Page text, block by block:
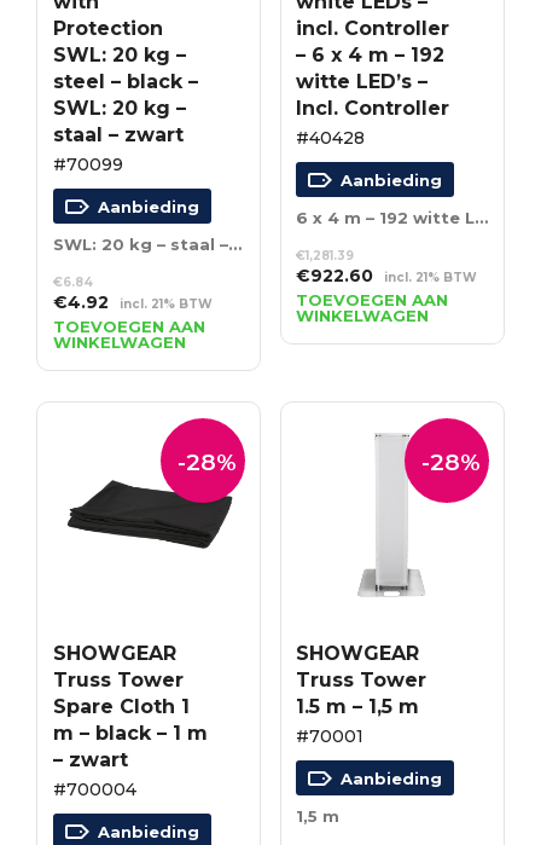
Protection
SWL: 20 kg –
steel – black –
SWL: 20 kg –
staal – zwart
#70099
Aanbieding
SWL: 20 kg – staal – zwart
€6.84
Oorspronkelijke
prijs
was:
€6.84.
€4.92Huidige
prijs
is:
€4.92.
incl. 21% BTW
TOEVOEGEN AAN
WINKELWAGEN
incl. Controller
– 6 x 4 m – 192
witte LED’s –
Incl. Controller
#40428
Aanbieding
6 x 4 m – 192 witte LED’s – Incl. Controller
€1,281.39
Oorspronkelijke
prijs
was:
€1,281.39.
€922.60Huidige
prijs
is:
€922.60.
incl. 21% BTW
TOEVOEGEN AAN
WINKELWAGEN
-28%
SHOWGEAR
Truss Tower
Spare Cloth 1
m – black – 1 m
– zwart
#700004
Aanbieding
-28%
SHOWGEAR
Truss Tower
1.5 m – 1,5 m
#70001
Aanbieding
1,5 m